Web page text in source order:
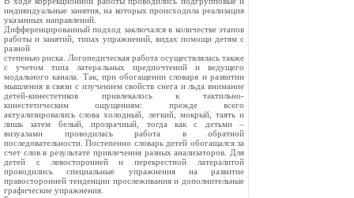
индивидуальные занятия, на которых происходила реализация
указанных направлений.
Дифференцированный подход заключался в количестве этапов
работы и занятий, типах упражнений, видах помощи детям с
разной
степенью риска. Логопедическая работа осуществлялась также
с учетом типа латеральных предпочтений и ведущего
модального канала. Так, при обогащении словаря и развитии
мышления в связи с изучением свойств снега и льда внимание
детей-кинестетиков привлекалось к тактильно-
кинестетическим ощущениям: прежде всего
актуализировались слова холодный, легкий, мокрый, таять и
лишь затем белый, прозрачный, тогда как с детьми –
визуалами проводилась работа в обратной
последовательности. Постепенно словарь детей обогащался за
счет слов в результате привлечения разных анализаторов. Для
детей с левосторонней и перекрестной латералитой
проводились специальные упражнения на развитие
правосторонней тенденции прослеживания и дополнительные
графические упражнения.